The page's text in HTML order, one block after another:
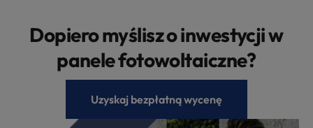
Dopiero myślisz o inwestycji w
panele fotowoltaiczne?
Uzyskaj bezpłatną wycenę